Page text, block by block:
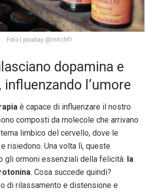
Foto | pixabay @mitchf1
dopamina e
l’umore
è capace di influenzare il nostro
composti da molecole che arrivano
limbico del cervello, dove le
risiedono. Una volta lì, queste
gli ormoni essenziali della felicità: la
. Cosa succede quindi?
di rilassamento e distensione e